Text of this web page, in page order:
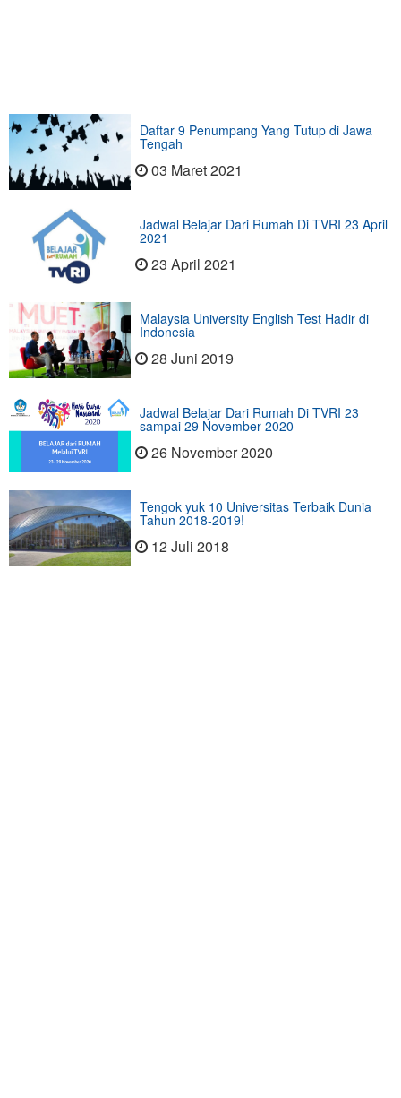
Daftar 9 Penumpang Yang Tutup di Jawa
Tengah
03 Maret 2021
Jadwal Belajar Dari Rumah Di TVRI 23 April
2021
23 April 2021
Malaysia University English Test Hadir di
Indonesia
28 Juni 2019
Jadwal Belajar Dari Rumah Di TVRI 23
sampai 29 November 2020
26 November 2020
Tengok yuk 10 Universitas Terbaik Dunia
Tahun 2018-2019!
12 Juli 2018